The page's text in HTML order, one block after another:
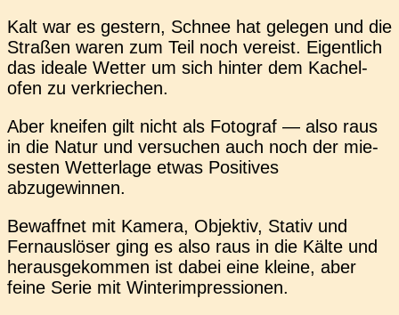
Kalt war es ges­tern, Schnee hat gele­gen und die
Stra­ßen waren zum Teil noch ver­eist. Eigent­lich
das ideale Wetter um sich hinter dem Kachel­
ofen zu verkriechen.
Aber knei­fen gilt nicht als Foto­graf — also raus
in die Natur und ver­su­chen auch noch der mie­
ses­ten Wet­ter­la­ge etwas Posi­ti­ves
abzugewinnen.
Bewaff­net mit Kamera, Objek­tiv, Stativ und
Fern­aus­lö­ser ging es also raus in die Kälte und
her­aus­ge­kom­men ist dabei eine kleine, aber
feine Serie mit Winterimpressionen.